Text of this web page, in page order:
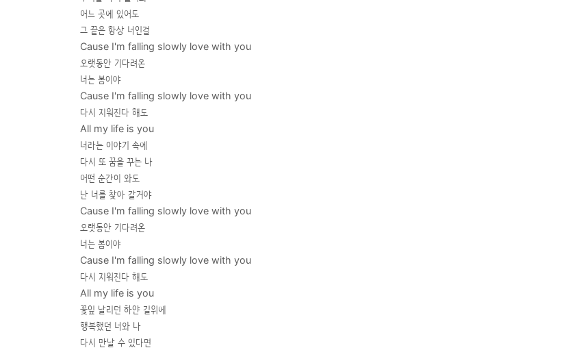
어느 곳에 있어도
그 끝은 항상 너인걸
Cause I'm falling slowly love with you
오랫동안 기다려온
너는 봄이야
Cause I'm falling slowly love with you
다시 지워진다 해도
All my life is you
너라는 이야기 속에
다시 또 꿈을 꾸는 나
어떤 순간이 와도
난 너를 찾아 갈거야
Cause I'm falling slowly love with you
오랫동안 기다려온
너는 봄이야
Cause I'm falling slowly love with you
다시 지워진다 해도
All my life is you
꽃잎 날리던 하얀 길위에
행복했던 너와 나
다시 만날 수 있다면